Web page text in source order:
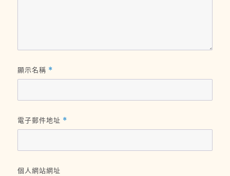
顯示名稱 *
電子郵件地址 *
個人網站網址